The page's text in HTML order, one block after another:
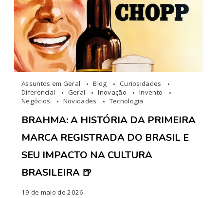
Assuntos em Geral Blog
Curiosidades
Diferencial
Geral Inovação
Invento
Negócios
Novidades Tecnologia
BRAHMA: A HISTÓRIA DA PRIMEIRA
MARCA REGISTRADA DO BRASIL E
SEU IMPACTO NA CULTURA
BRASILEIRA 🍺
19 de maio de 2026